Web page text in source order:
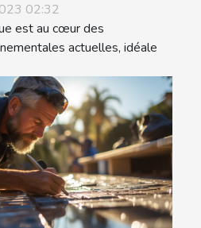
02:32
est au cœur des
actuelles, idéale